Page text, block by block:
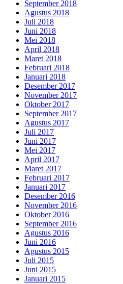
September 2018
Agustus 2018
Juli 2018
Juni 2018
Mei 2018
April 2018
Maret 2018
Februari 2018
Januari 2018
Desember 2017
November 2017
Oktober 2017
September 2017
Agustus 2017
Juli 2017
Juni 2017
Mei 2017
April 2017
Maret 2017
Februari 2017
Januari 2017
Desember 2016
November 2016
Oktober 2016
September 2016
Agustus 2016
Juni 2016
Agustus 2015
Juli 2015
Juni 2015
Januari 2015